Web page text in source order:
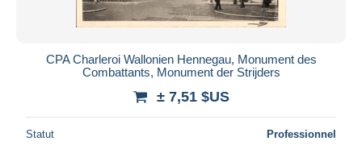
CPA Charleroi Wallonien Hennegau, Monument des
Combattants, Monument der Strijders
± 7,51 $US
Statut Professionnel